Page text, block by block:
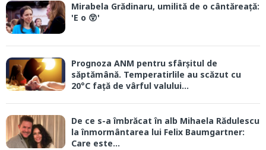
Mirabela Grădinaru, umilită de o cântăreață:
'E o 😲'
Prognoza ANM pentru sfârșitul de
săptămână. Temperatirlile au scăzut cu
20°C față de vârful valului...
De ce s-a îmbrăcat în alb Mihaela Rădulescu
la înmormântarea lui Felix Baumgartner:
Care este...